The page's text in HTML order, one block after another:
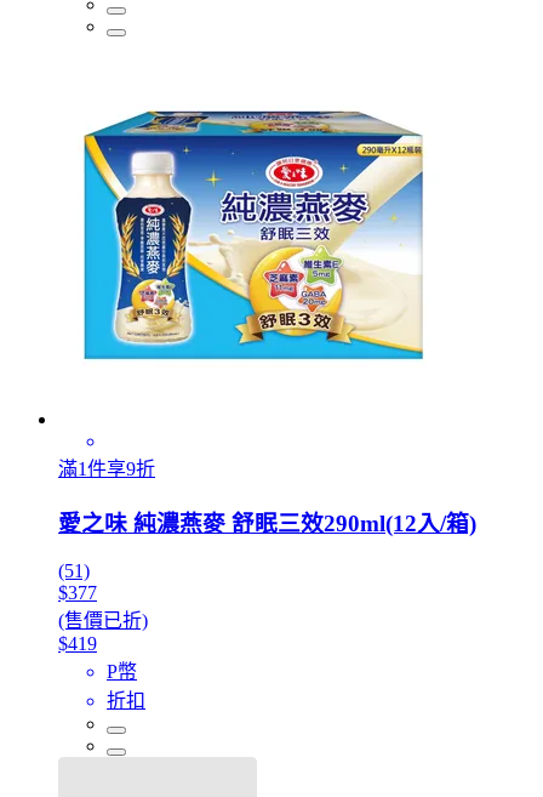
滿1件享9折
愛之味 純濃燕麥 舒眠三效290ml(12入/箱)
(51)
$377
(售價已折)
$419
P幣
折扣